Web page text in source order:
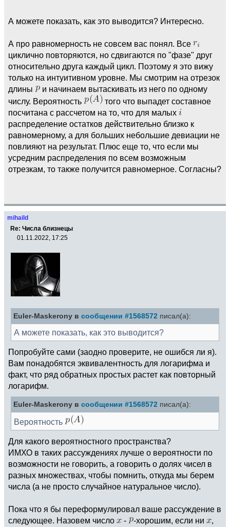
А можете показать, как это выводится? Интересно.
А про равномерность не совсем вас понял. Все
циклично повторяются, но сдвигаются по "фазе" друг
относительно друга каждый цикл. Поэтому я это вижу
только на интуитивном уровне. Мы смотрим на отрезок
длины
и начинаем вытаскивать из него по одному
числу. Вероятность
того что выпадет составное
посчитана с рассчетом на то, что для малых
распределение остатков действительно близко к
равномерному, а для больших небольшие девиации не
повлияют на результат. Плюс еще то, что если мы
усредним распределения по всем возможным
отрезкам, то также получится равномерное. Согласны?
mihaild
Re: Числа близнецы
01.11.2022, 17:25
Euler-Maskerony в сообщении #1568572 писал(а):
А можете показать, как это выводится?
Попробуйте сами (заодно проверите, не ошибся ли я).
Вам понадобятся эквивалентность для логарифма и
факт, что ряд обратных простых растет как повторный
логарифм.
Euler-Maskerony в сообщении #1568572 писал(а):
Вероятность
Для какого вероятностного пространства?
ИМХО в таких рассуждениях лучше о вероятности по
возможности не говорить, а говорить о долях чисел в
разных множествах, чтобы помнить, откуда мы берем
числа (а не просто случайное натуральное число).
Пока что я бы переформулировал ваше рассуждение в
следующее. Назовем число
- -хорошим, если ни
,